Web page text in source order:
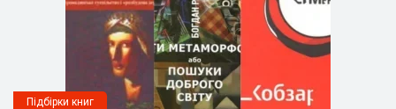
Підбірки книг